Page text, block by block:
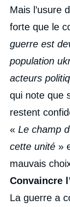
Mais l’usure
forte que le
guerre est
population
acteurs
qui note que
restent
« Le champ
cette unité »
mauvais
Convaincre
La guerre a